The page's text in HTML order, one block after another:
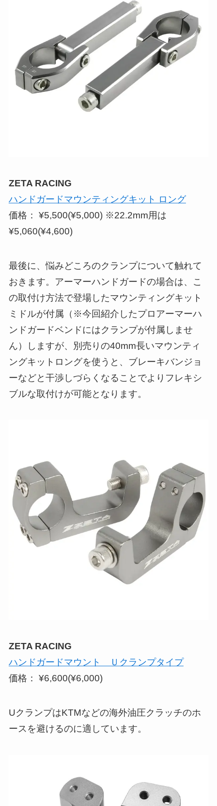
ZETA RACING
ハンドガードマウンティングキット ロング
価格： ¥5,500(¥5,000) ※22.2mm用は
¥5,060(¥4,600)
最後に、悩みどころのクランプについて触れて
おきます。アーマーハンドガードの場合は、こ
の取付け方法で登場したマウンティングキット
ミドルが付属（※今回紹介したプロアーマーハ
ンドガードベンドにはクランプが付属しませ
ん）しますが、別売りの40mm長いマウンティ
ングキットロングを使うと、ブレーキバンジョ
ーなどと干渉しづらくなることでよりフレキシ
ブルな取付けが可能となります。
ZETA RACING
ハンドガードマウント Ｕクランプタイプ
価格： ¥6,600(¥6,000)
UクランプはKTMなどの海外油圧クラッチのホ
ースを避けるのに適しています。